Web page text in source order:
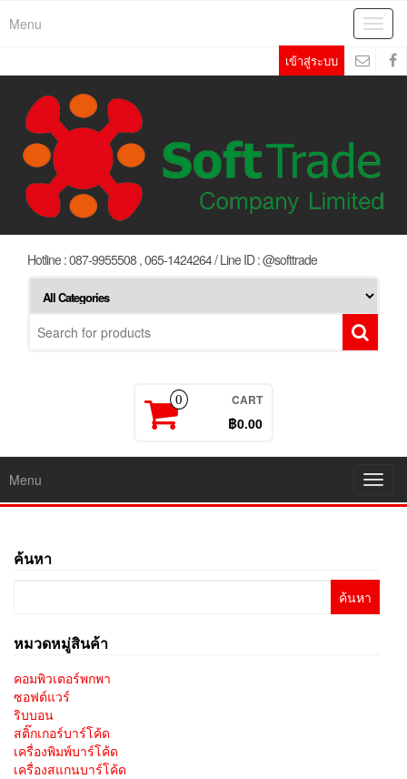
Menu
เข้าสู่ระบบ
Hotline : 087-9955508 , 065-1424264 / Line ID : @softtrade
0 CART
฿0.00
Menu
ค้นหา
หมวดหมู่สินค้า
คอมพิวเตอร์พกพา
ซอฟต์แวร์
ริบบอน
สติ๊กเกอร์บาร์โค้ด
เครื่องพิมพ์บาร์โค้ด
เครื่องสแกนบาร์โค้ด